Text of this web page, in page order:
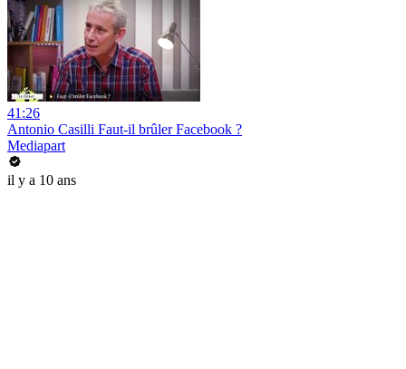
41:26
Antonio Casilli Faut-il brûler Facebook ?
Mediapart
il y a 10 ans